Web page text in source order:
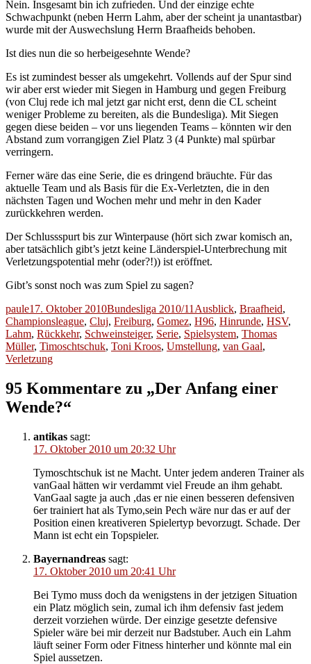
Nein. Insgesamt bin ich zufrieden. Und der einzige echte
Schwachpunkt (neben Herrn Lahm, aber der scheint ja unantastbar)
wurde mit der Auswechslung Herrn Braafheids behoben.
Ist dies nun die so herbeigesehnte Wende?
Es ist zumindest besser als umgekehrt. Vollends auf der Spur sind
wir aber erst wieder mit Siegen in Hamburg und gegen Freiburg
(von Cluj rede ich mal jetzt gar nicht erst, denn die CL scheint
weniger Probleme zu bereiten, als die Bundesliga). Mit Siegen
gegen diese beiden – vor uns liegenden Teams – könnten wir den
Abstand zum vorrangigen Ziel Platz 3 (4 Punkte) mal spürbar
verringern.
Ferner wäre das eine Serie, die es dringend bräuchte. Für das
aktuelle Team und als Basis für die Ex-Verletzten, die in den
nächsten Tagen und Wochen mehr und mehr in den Kader
zurückkehren werden.
Der Schlussspurt bis zur Winterpause (hört sich zwar komisch an,
aber tatsächlich gibt’s jetzt keine Länderspiel-Unterbrechung mit
Verletzungspotential mehr (oder?!)) ist eröffnet.
Gibt’s sonst noch was zum Spiel zu sagen?
Autor
pauleVeröffentlicht
am
17. Oktober 2010Kategorien
Bundesliga 2010/11 Schlagwörter
Ausblick, Braafheid,
Championsleague, Cluj, Freiburg, Gomez, H96, Hinrunde, HSV,
Lahm, Rückkehr, Schweinsteiger, Serie, Spielsystem, Thomas
Müller, Timoschtschuk, Toni Kroos, Umstellung, van Gaal,
Verletzung
95 Kommentare zu „Der Anfang einer
Wende?“
antikas sagt:
17. Oktober 2010 um 20:32 Uhr
Tymoschtschuk ist ne Macht. Unter jedem anderen Trainer als
vanGaal hätten wir verdammt viel Freude an ihm gehabt.
VanGaal sagte ja auch ,das er nie einen besseren defensiven
6er trainiert hat als Tymo,sein Pech wäre nur das er auf der
Position einen kreativeren Spielertyp bevorzugt. Schade. Der
Mann ist echt ein Topspieler.
Bayernandreas sagt:
17. Oktober 2010 um 20:41 Uhr
Bei Tymo muss doch da wenigstens in der jetzigen Situation
ein Platz möglich sein, zumal ich ihm defensiv fast jedem
derzeit vorziehen würde. Der einzige gesetzte defensive
Spieler wäre bei mir derzeit nur Badstuber. Auch ein Lahm
läuft seiner Form oder Fitness hinterher und könnte mal ein
Spiel aussetzen.